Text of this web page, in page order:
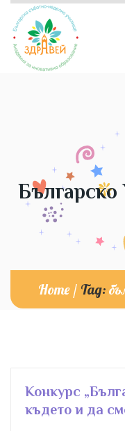
Home / Tag:
Конкурс
където и да